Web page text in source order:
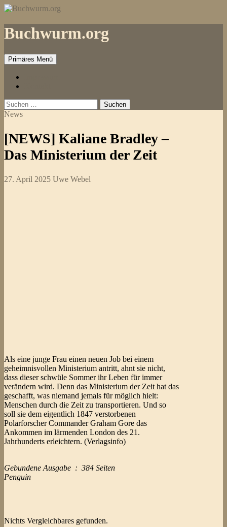
Zum
springen
Buchwurm.org
Primäres Menü
Suchen
nach:
News
[NEWS] Kaliane Bradley –
Das Ministerium der Zeit
27. April 2025 Uwe Webel
Als eine junge Frau einen neuen Job bei einem
geheimnisvollen Ministerium antritt, ahnt sie nicht,
dass dieser schwüle Sommer ihr Leben für immer
verändern wird. Denn das Ministerium der Zeit hat das
geschafft, was niemand jemals für möglich hielt:
Menschen durch die Zeit zu transportieren. Und so
soll sie dem eigentlich 1847 verstorbenen
Polarforscher Commander Graham Gore das
Ankommen im lärmenden London des 21.
Jahrhunderts erleichtern. (Verlagsinfo)
Gebundene Ausgabe ‏ : ‎ 384 Seiten
Penguin
Nichts Vergleichbares gefunden.